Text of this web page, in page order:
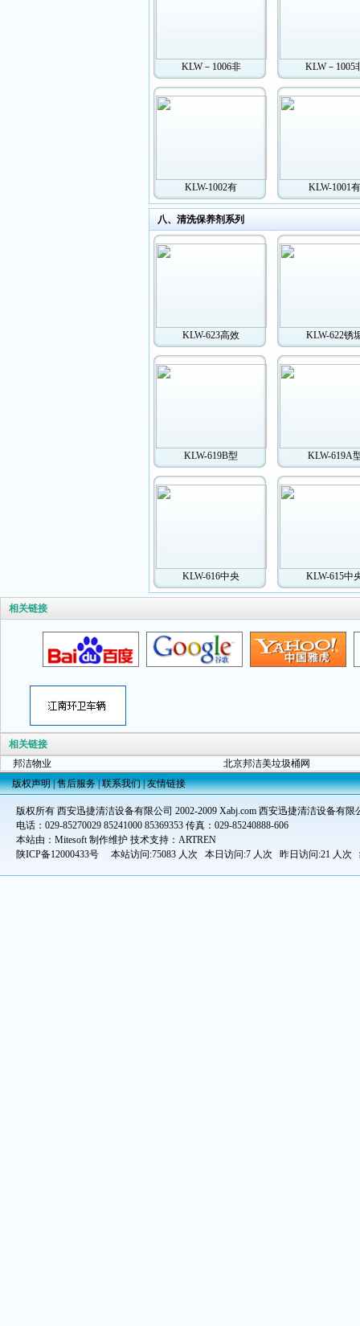
KLW－1006非 KLW－1005
KLW-1002有 KLW-1001
八、清洗保养剂系列
KLW-623高效 KLW-622锈
KLW-619B型 KLW-619A
KLW-616中央 KLW-615中
相关链接
相关链接
邦洁物业
北京邦洁美垃圾桶网
版权声明|售后服务|联系我们|友情链接
版权所有 西安迅捷清洁设备有限公司 2002-2009 Xabj.com 西安迅捷清洁设备有限
电话：029-85270029 85241000 85369353 传真：029-85240888-606
本站由：Mitesoft 制作维护 技术支持：ARTREN
陕ICP备12000433号 本站访问:75083 人次 本日访问:7 人次 昨日访问:21 人次